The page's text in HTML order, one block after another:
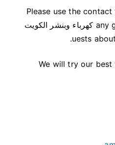
Please use the
any general questions or req كهرباء وبنشر الكويت
We will try our